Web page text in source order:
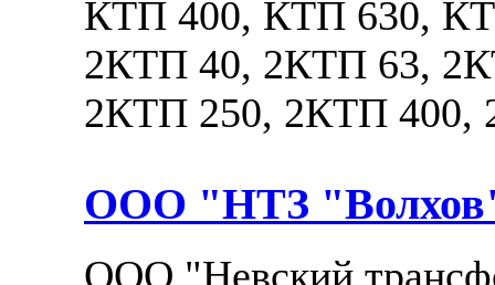
КТП 400, КТП 630,
2КТП 40, 2КТП 63,
2КТП 250, 2КТП 400,
ООО "НТЗ
ООО "Невский